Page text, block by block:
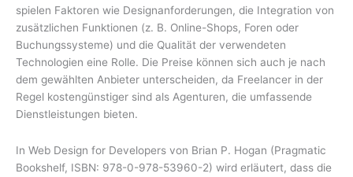
spielen Faktoren wie Designanforderungen, die Integration von
zusätzlichen Funktionen (z. B. Online-Shops, Foren oder
Buchungssysteme) und die Qualität der verwendeten
Technologien eine Rolle. Die Preise können sich auch je nach
dem gewählten Anbieter unterscheiden, da Freelancer in der
Regel kostengünstiger sind als Agenturen, die umfassende
Dienstleistungen bieten.
In Web Design for Developers von Brian P. Hogan (Pragmatic
Bookshelf, ISBN: 978-0-978-53960-2) wird erläutert, dass die